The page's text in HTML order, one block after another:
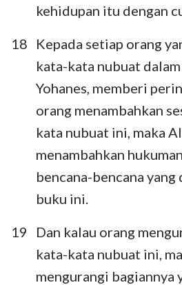
kehidupan itu dengan
18
Kepada setiap orang
kata-kata nubuat dalam
Yohanes, memberi
orang menambahkan
kata nubuat ini, maka
menambahkan
bencana-bencana
buku ini.
19
Dan kalau orang
kata-kata nubuat ini,
mengurangi bagiannya